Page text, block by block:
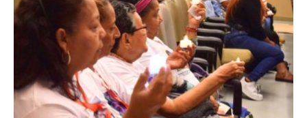
de
Medidas
Cautelares
expresan
frente
al
proyecto
“siembras
de
vida”
y